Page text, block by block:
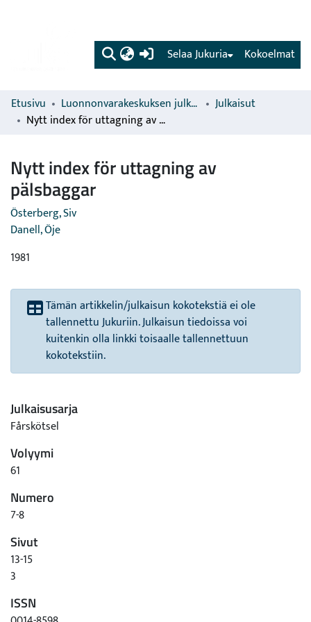
(current) Kokoelmat
Selaa Jukuria
Etusivu Luonnonvarakeskuksen julkaisut
Julkaisut
Nytt index för uttagning av pälsbaggar
Nytt index för uttagning av
pälsbaggar
Österberg, Siv
Danell, Öje
1981
Tämän artikkelin/julkaisun kokotekstiä ei ole
tallennettu Jukuriin. Julkaisun tiedoissa voi
kuitenkin olla linkki toisaalle tallennettuun
kokotekstiin.
Julkaisusarja
Fårskötsel
Volyymi
61
Numero
7-8
Sivut
13-15
3
ISSN